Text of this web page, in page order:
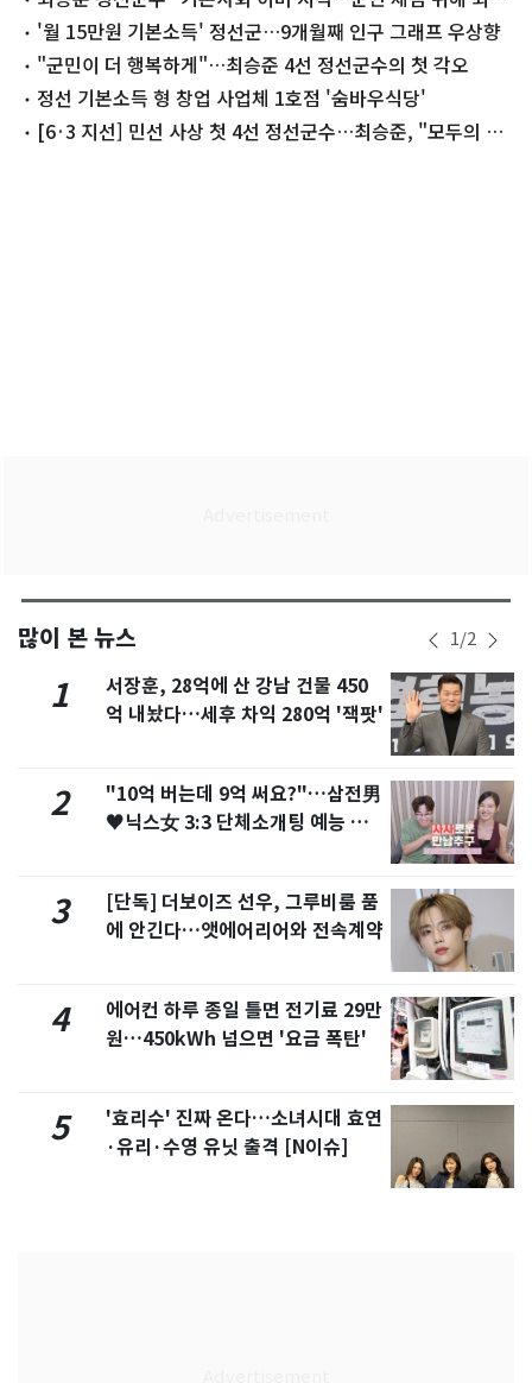
선"'월 15만원 기본소득' 정선군…9개월째 인구 그래프 우상향
"군민이 더 행복하게"…최승준 4선 정선군수의 첫 각오
정선 기본소득 형 창업 사업체 1호점 '숨바우식당'
[6·3 지선] 민선 사상 첫 4선 정선군수…최승준, "모두의 승
많이 본 뉴스 1/2
1
서장훈, 28억에 산 강남 건물 450
억 내놨다…세후 차익 280억 '잭팟'
2
"10억 버는데 9억 써요?"…삼전男
♥닉스女 3:3 단체소개팅 예능 화
3
[단독] 더보이즈 선우, 그루비룸 품
에 안긴다…앳에어리어와 전속계약
4
에어컨 하루 종일 틀면 전기료 29만
원…450kWh 넘으면 '요금 폭탄'
5
'효리수' 진짜 온다…소녀시대 효연
·유리·수영 유닛 출격 [N이슈]